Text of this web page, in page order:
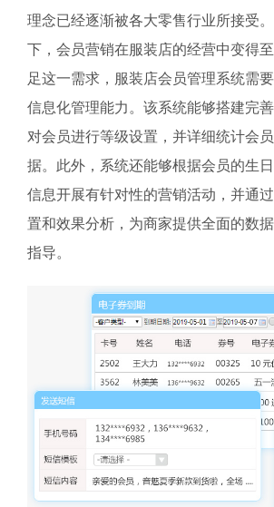
理念已经逐渐被各大零售行业所接受
下，会员营销在服装店的经营中变得
足这一需求，服装店会员管理系统需
信息化管理能力。该系统能够搭建完
对会员进行等级设置，并详细统计会
据。此外，系统还能够根据会员的生
信息开展有针对性的营销活动，并通
置和效果分析，为商家提供全面的数
指导。